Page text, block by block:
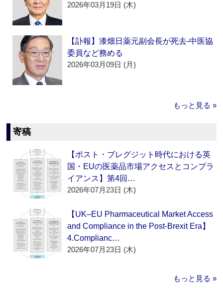
2026年03月19日 (木)
【訃報】漆畑日薬元副会長が死去‐中医協
委員など務める
2026年03月09日 (月)
もっと見る »
寄稿
【ポスト・ブレグジット時代における英
国・EUの医薬品市場アクセスとコンプラ
イアンス】第4回…
2026年07月23日 (木)
【UK–EU Pharmaceutical Market Access
and Compliance in the Post-Brexit Era】
4.Complianc…
2026年07月23日 (木)
もっと見る »